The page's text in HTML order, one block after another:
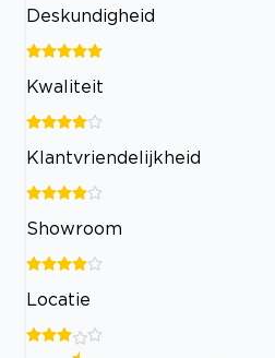
Deskundigheid
Kwaliteit
Klantvriendelijkheid
Showroom
Locatie